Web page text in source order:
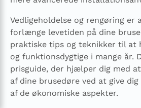
Vedligeholdelse og rengøring er
forlænge levetiden på dine
praktiske tips og teknikker til at
og funktionsdygtige i mange år.
prisguide, der hjælper dig med
af dine brusedøre ved at give
af de økonomiske aspekter.